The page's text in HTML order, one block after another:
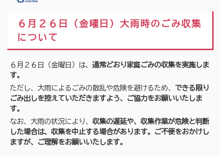
６月２６日（金曜日）大雨時のごみ収集
について
６月２６日（金曜日）は、通常どおり家庭ごみの収集を実施しま
す。
ただし、大雨によるごみの散乱や危険を避けるため、 できる限り
ごみ出しを控えていただきますよう、ご協力をお願いいたしま
す。
なお、大雨の状況により、収集の遅延や、収集作業が危険と判断
した場合は、収集を中止する場合があります。ご不便をおかけし
ますが、ご理解をお願いいたします。